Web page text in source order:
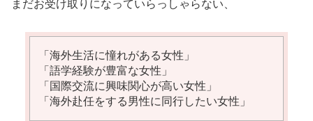
まだお受け取りになっていらっしゃらない、
「海外生活に憧れがある女性」
「語学経験が豊富な女性」
「国際交流に興味関心が高い女性」
「海外赴任をする男性に同行したい女性」